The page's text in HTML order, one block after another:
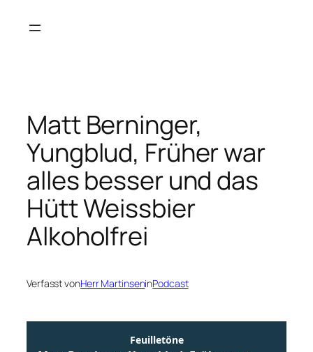
Inhalt
Matt Berninger,
Yungblud, Früher war
alles besser und das
Hütt Weissbier
Alkoholfrei
Verfasst vonHerr MartinseninPodcast